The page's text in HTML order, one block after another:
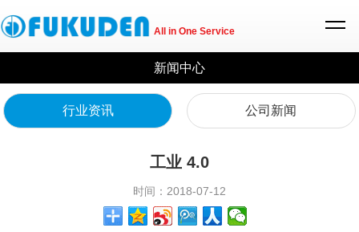
All in One Service
新闻中心
行业资讯 公司新闻
工业 4.0
时间：2018-07-12